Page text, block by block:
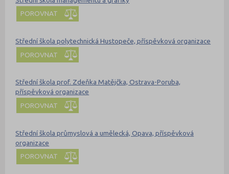
POROVNAT
Střední škola polytechnická Hustopeče, příspěvková organizace
POROVNAT
Střední škola prof. Zdeňka Matějčka, Ostrava-Poruba,
příspěvková organizace
POROVNAT
Střední škola průmyslová a umělecká, Opava, příspěvková
organizace
POROVNAT